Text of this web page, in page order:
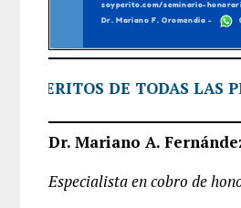
DE TODAS LAS
Dr. Mariano A.
Especialista en cobro de